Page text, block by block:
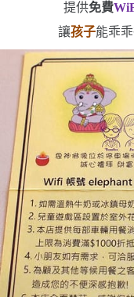
提供免費
讓孩子能乖